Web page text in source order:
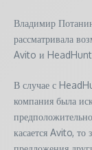
Владимир
рассматривала
Avito и
В случае с
компания была
касается Avito, то